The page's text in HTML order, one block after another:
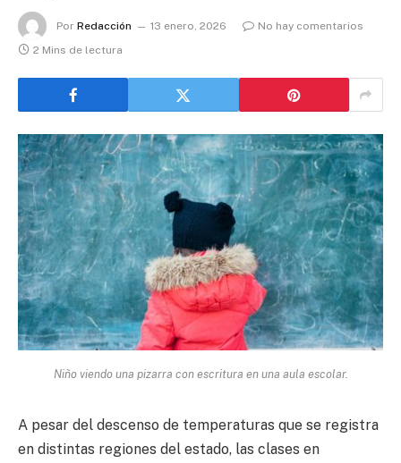
Por Redacción 13 enero, 2026
No hay comentarios
2 Mins de lectura
Niño viendo una pizarra con escritura en una aula escolar.
A pesar del descenso de temperaturas que se registra
en distintas regiones del estado, las clases en